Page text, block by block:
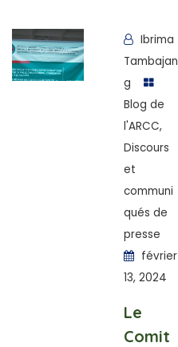
Ibrima
Tambajan
g
Blog de
l'ARCC,
Discours
et
communi
qués de
presse
février
13, 2024
Le
Comit